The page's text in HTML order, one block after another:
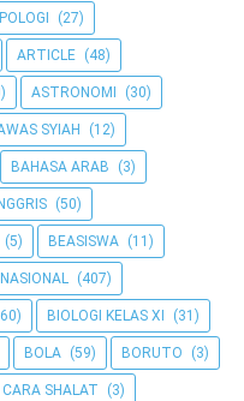
(27)
ARTICLE (48)
ASTRONOMI (30)
SYIAH (12)
BAHASA ARAB (3)
(50)
(5) BEASISWA (11)
(407)
BIOLOGI KELAS XI (31)
BOLA (59) BORUTO (3)
CARA SHALAT (3)